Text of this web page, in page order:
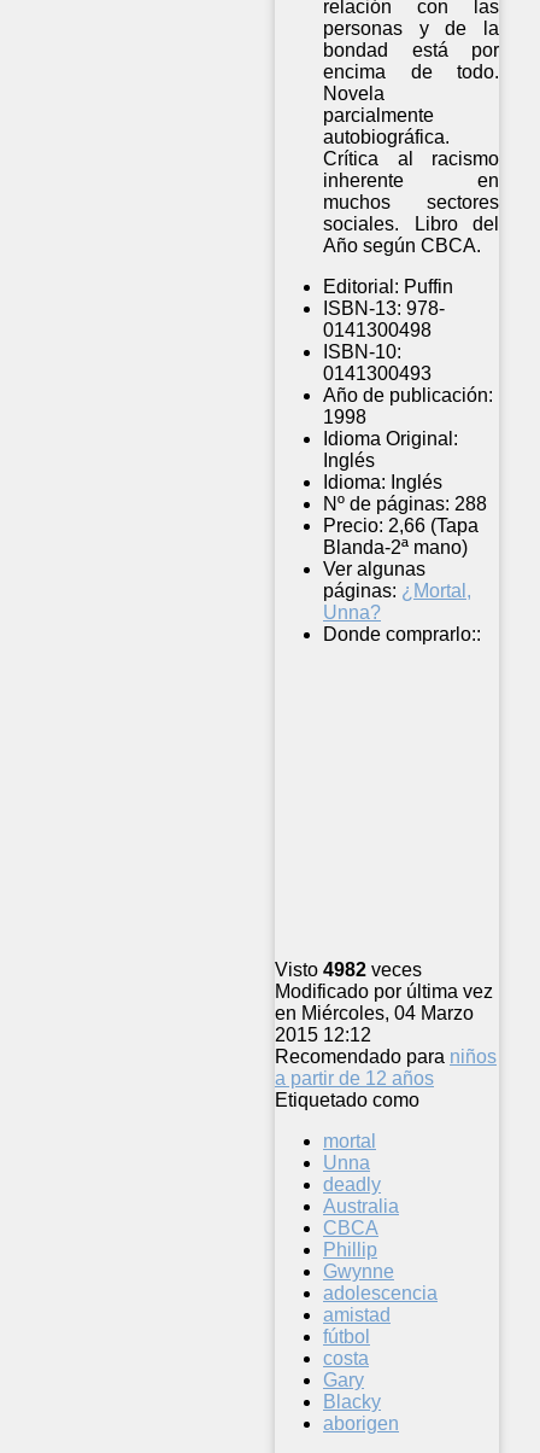
relación con las
personas y de la
bondad está por
encima de todo.
Novela
parcialmente
autobiográfica.
Crítica al racismo
inherente en
muchos sectores
sociales. Libro del
Año según CBCA.
Editorial: Puffin
ISBN-13: 978-
0141300498
ISBN-10:
0141300493
Año de publicación:
1998
Idioma Original:
Inglés
Idioma: Inglés
Nº de páginas: 288
Precio: 2,66 (Tapa
Blanda-2ª mano)
Ver algunas
páginas: ¿Mortal,
Unna?
Donde comprarlo::
Visto 4982 veces
Modificado por última vez
en Miércoles, 04 Marzo
2015 12:12
Recomendado para niños
a partir de 12 años
Etiquetado como
mortal
Unna
deadly
Australia
CBCA
Phillip
Gwynne
adolescencia
amistad
fútbol
costa
Gary
Blacky
aborigen